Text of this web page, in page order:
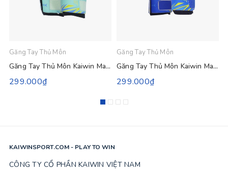
Găng Tay Thủ Môn
Găng Tay Thủ Môn Kaiwin Master - Màu Xanh Ngọc
299.000₫
Găng Tay Thủ Môn
Găng Tay Thủ Môn Kaiwin Master - Màu Xanh Bích
299.000₫
KAIWINSPORT.COM - PLAY TO WIN
CÔNG TY CỔ PHẦN KAIWIN VIỆT NAM